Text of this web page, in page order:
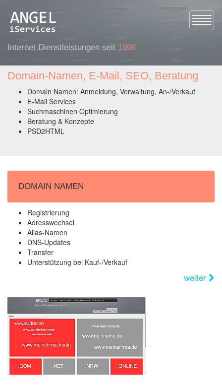
Internet Dienstleistungen seit 1996
Domain-Namen, E-Mail, SEO, Beratung
Domain Namen: Anmeldung, Verwaltung, An-/Verkauf
E-Mail Services
Suchmaschinen Optimierung
Beratung & Konzepte
PSD2HTML
DOMAIN NAMEN
Registrierung
Adresswechsel
Alias-Namen
DNS-Updates
Transfer
Unterstützung bei Kauf-/Verkauf
weiter